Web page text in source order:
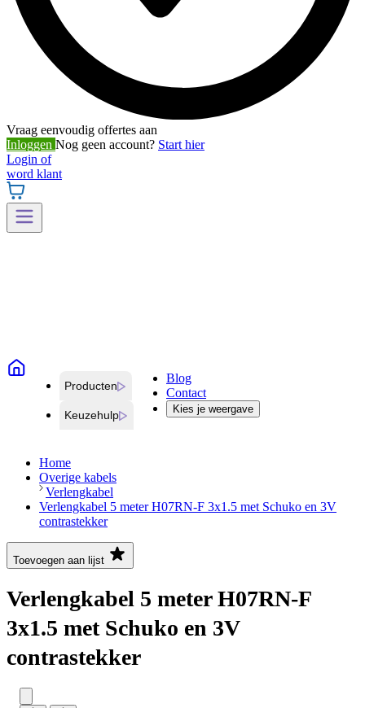
Vraag eenvoudig offertes aan
Inloggen Nog geen account? Start hier
Login of
word klant
Producten
Keuzehulp
Blog
Contact
Kies je weergave
Home
Overige kabels
Verlengkabel
Verlengkabel 5 meter H07RN-F 3x1.5 met Schuko en 3V
contrastekker
Toevoegen aan lijst
Verlengkabel 5 meter H07RN-F
3x1.5 met Schuko en 3V
contrastekker